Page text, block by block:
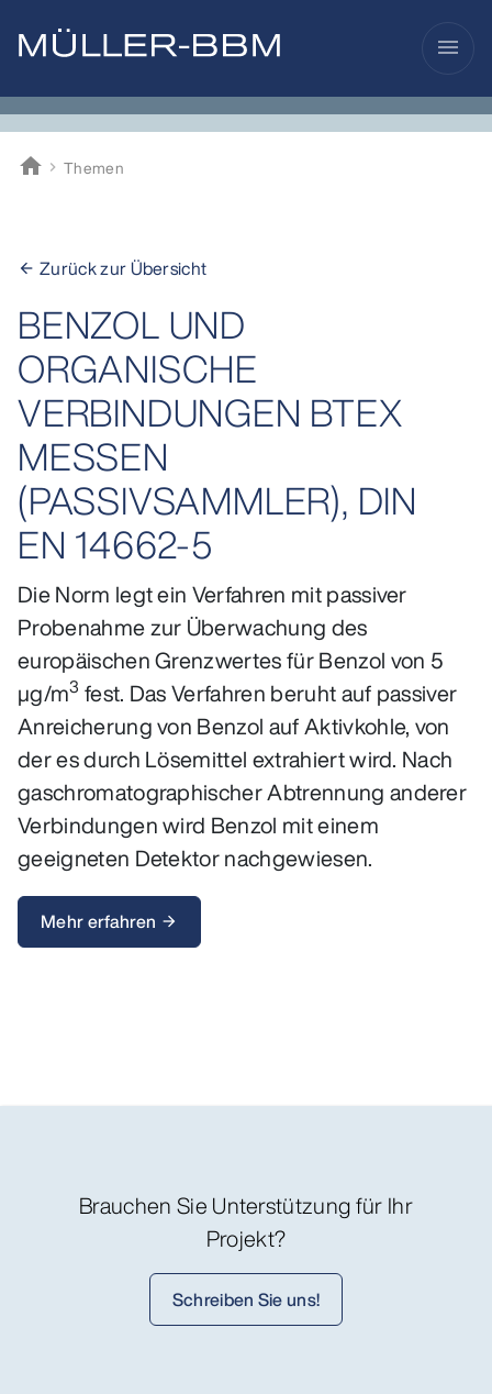
menu
home
Müller-BBM
Themen
arrow_back Zurück zur Übersicht
BENZOL UND
ORGANISCHE
VERBINDUNGEN BTEX
MESSEN
(PASSIVSAMMLER), DIN
EN 14662-5
Die Norm legt ein Verfahren mit passiver
Probenahme zur Überwachung des
europäischen Grenzwertes für Benzol von 5
µg/m3 fest. Das Verfahren beruht auf passiver
Anreicherung von Benzol auf Aktivkohle, von
der es durch Lösemittel extrahiert wird. Nach
gaschromatographischer Abtrennung anderer
Verbindungen wird Benzol mit einem
geeigneten Detektor nachgewiesen.
Mehr erfahren arrow_forward
Brauchen Sie Unterstützung für Ihr
Projekt?
Schreiben Sie uns!